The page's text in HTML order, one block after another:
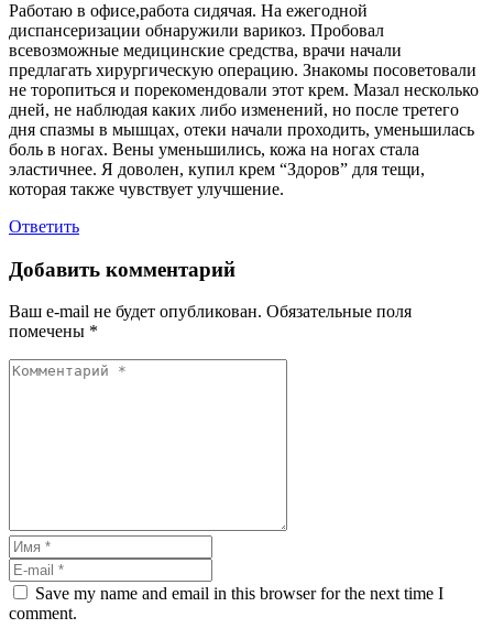
Работаю в офисе,работа сидячая. На ежегодной
диспансеризации обнаружили варикоз. Пробовал
всевозможные медицинские средства, врачи начали
предлагать хирургическую операцию. Знакомы посоветовали
не торопиться и порекомендовали этот крем. Мазал несколько
дней, не наблюдая каких либо изменений, но после третего
дня спазмы в мышцах, отеки начали проходить, уменьшилась
боль в ногах. Вены уменьшились, кожа на ногах стала
эластичнее. Я доволен, купил крем “Здоров” для тещи,
которая также чувствует улучшение.
Ответить
Добавить комментарий
Ваш e-mail не будет опубликован. Обязательные поля
помечены *
Save my name and email in this browser for the next time I
comment.